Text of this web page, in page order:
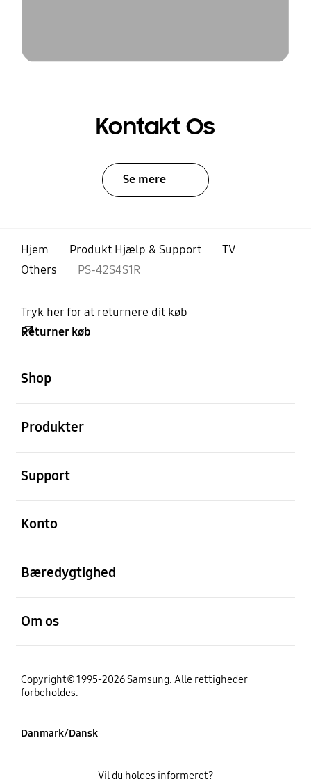
Kontakt Os
Se mere
Hjem Produkt Hjælp & Support
TV
Others
PS-42S4S1R
Tryk her for at returnere dit køb
Returner køb
Shop
Produkter
Support
Konto
Bæredygtighed
Om os
Copyright© 1995-2026 Samsung. Alle rettigheder
forbeholdes.
Danmark/Dansk
Vil du holdes informeret?